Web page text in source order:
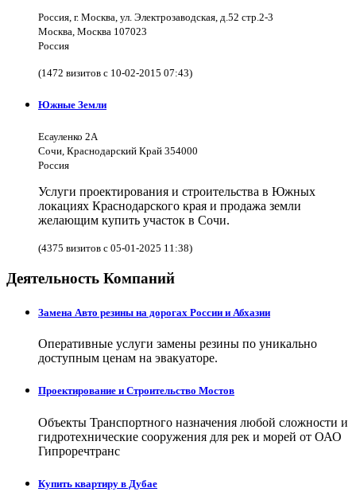
Россия, г. Москва, ул. Электрозаводская, д.52 стр.2-3
Москва, Москва 107023
Россия
(1472 визитов с 10-02-2015 07:43)
Южные Земли
Есауленко 2А
Сочи, Краснодарский Край 354000
Россия
Услуги проектирования и строительства в Южных
локациях Краснодарского края и продажа земли
желающим купить участок в Сочи.
(4375 визитов с 05-01-2025 11:38)
Деятельность Компаний
Замена Авто резины на дорогах России и Абхазии
Оперативные услуги замены резины по уникально
доступным ценам на эвакуаторе.
Проектирование и Строительство Мостов
Объекты Транспортного назначения любой сложности и
гидротехнические сооружения для рек и морей от ОАО
Гипроречтранс
Купить квартиру в Дубае